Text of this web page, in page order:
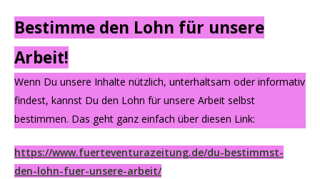
Bestimme den Lohn für unsere
Arbeit!
Wenn Du unsere Inhalte nützlich, unterhaltsam oder informativ
findest, kannst Du den Lohn für unsere Arbeit selbst
bestimmen. Das geht ganz einfach über diesen Link:
https://www.fuerteventurazeitung.de/du-bestimmst-
den-lohn-fuer-unsere-arbeit/